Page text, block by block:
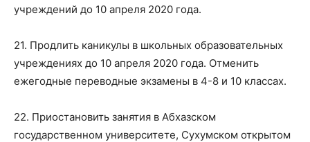
учреждений до 10 апреля 2020 года.
21. Продлить каникулы в школьных образовательных
учреждениях до 10 апреля 2020 года. Отменить
ежегодные переводные экзамены в 4-8 и 10 классах.
22. Приостановить занятия в Абхазском
государственном университете, Сухумском открытом